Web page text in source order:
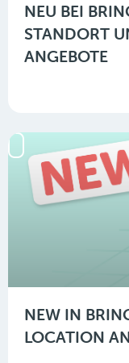
NEU BEI
STANDORT
ANGEBOTE
NEW IN
LOCATION